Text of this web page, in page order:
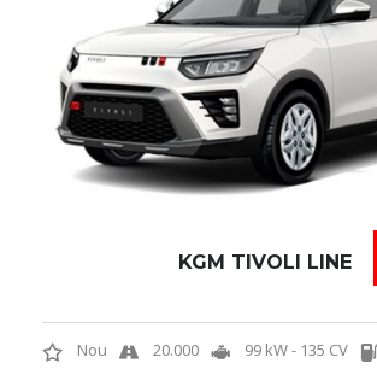
KGM TIVOLI LINE
Nou 20.000 99 kW - 135 CV